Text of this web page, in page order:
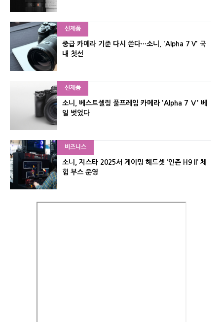
신제품
중급 카메라 기준 다시 쓴다···소니, 'Alpha 7 V' 국
내 첫선
신제품
소니, 베스트셀링 풀프레임 카메라 'Alpha 7 Ⅴ' 베
일 벗었다
비즈니스
소니, 지스타 2025서 게이밍 헤드셋 ‘인존 H9 II’ 체
험 부스 운영